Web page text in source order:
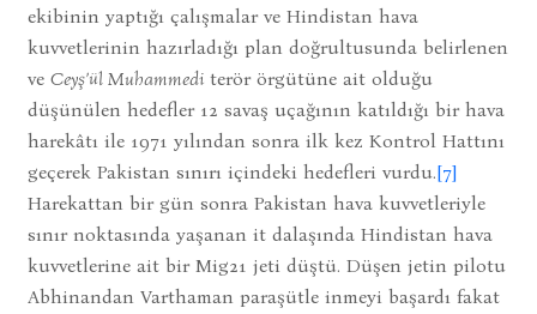
ekibinin yaptığı çalışmalar ve Hindistan hava
kuvvetlerinin hazırladığı plan doğrultusunda belirlenen
ve Ceyş’ül Muhammedi terör örgütüne ait olduğu
düşünülen hedefler 12 savaş uçağının katıldığı bir hava
harekâtı ile 1971 yılından sonra ilk kez Kontrol Hattını
geçerek Pakistan sınırı içindeki hedefleri vurdu.[7]
Harekattan bir gün sonra Pakistan hava kuvvetleriyle
sınır noktasında yaşanan it dalaşında Hindistan hava
kuvvetlerine ait bir Mig21 jeti düştü. Düşen jetin pilotu
Abhinandan Varthaman paraşütle inmeyi başardı fakat